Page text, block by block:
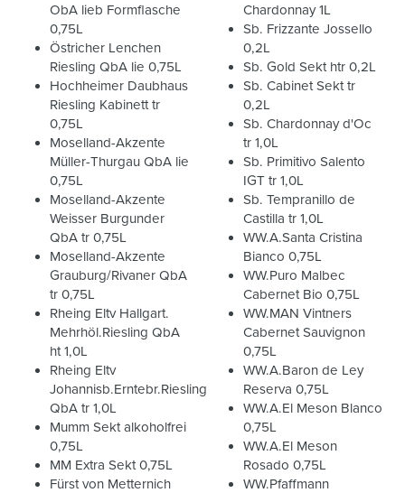
ObA lieb Formflasche
0,75L
Östricher Lenchen
Riesling QbA lie 0,75L
Hochheimer Daubhaus
Riesling Kabinett tr
0,75L
Moselland-Akzente
Müller-Thurgau QbA lie
0,75L
Moselland-Akzente
Weisser Burgunder
QbA tr 0,75L
Moselland-Akzente
Grauburg/Rivaner QbA
tr 0,75L
Rheing Eltv Hallgart.
Mehrhöl.Riesling QbA
ht 1,0L
Rheing Eltv
Johannisb.Erntebr.Riesling
QbA tr 1,0L
Mumm Sekt alkoholfrei
0,75L
MM Extra Sekt 0,75L
Fürst von Metternich
Chardonnay 1L
Sb. Frizzante Jossello
0,2L
Sb. Gold Sekt htr 0,2L
Sb. Cabinet Sekt tr
0,2L
Sb. Chardonnay d'Oc
tr 1,0L
Sb. Primitivo Salento
IGT tr 1,0L
Sb. Tempranillo de
Castilla tr 1,0L
WW.A.Santa Cristina
Bianco 0,75L
WW.Puro Malbec
Cabernet Bio 0,75L
WW.MAN Vintners
Cabernet Sauvignon
0,75L
WW.A.Baron de Ley
Reserva 0,75L
WW.A.El Meson Blanco
0,75L
WW.A.El Meson
Rosado 0,75L
WW.Pfaffmann